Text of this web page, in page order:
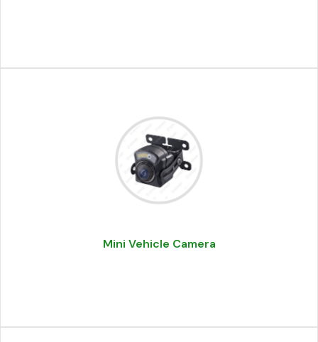
Mini Vehicle Camera